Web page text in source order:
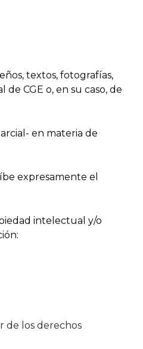
textos, fotografías,
CGE o, en su caso, de
en materia de
expresamente el
intelectual y/o
de los derechos